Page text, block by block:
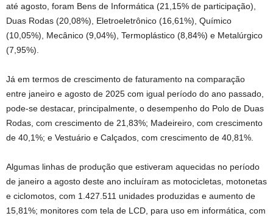
até agosto, foram Bens de Informática (21,15% de participação),
Duas Rodas (20,08%), Eletroeletrônico (16,61%), Químico
(10,05%), Mecânico (9,04%), Termoplástico (8,84%) e Metalúrgico
(7,95%).
Já em termos de crescimento de faturamento na comparação
entre janeiro e agosto de 2025 com igual período do ano passado,
pode-se destacar, principalmente, o desempenho do Polo de Duas
Rodas, com crescimento de 21,83%; Madeireiro, com crescimento
de 40,1%; e Vestuário e Calçados, com crescimento de 40,81%.
Algumas linhas de produção que estiveram aquecidas no período
de janeiro a agosto deste ano incluíram as motocicletas, motonetas
e ciclomotos, com 1.427.511 unidades produzidas e aumento de
15,81%; monitores com tela de LCD, para uso em informática, com